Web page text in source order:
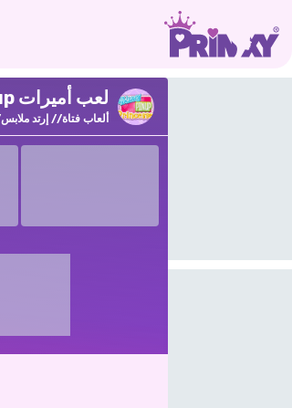
لعب أميرات Pinup على Prinxy
ألعاب فتاة إرتد ملابس